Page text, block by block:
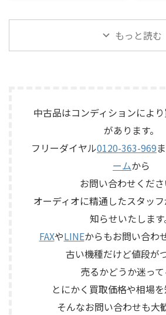
ンプで、同社らしいブルーのパ
ワーメーター、ガラスフロント
品：
メー
コントロールアンプ「C712」
を出張買取させていただきま
右チャンネルの音出し、入力
切替、ボリューム、トーンコン
トロール、MMフォノ入力、バ
ランス出力、データポート、
外観コンディション、リモコン
など付属品の有無を確認しな
がら査定いたしました。 買取
ー：McIntosh / マッキントッ
いJBL
いとの
S7R
ージャ
PR15
LE85
ン、
み合わ
スピ
では、
もっと読む
中古品はコンディションによ
があります。
フリーダイヤル0120-363-969
ームから
お問い合わせくださ
オーディオに精通したスタッ
知らせいたします
FAXやLINEからもお問い合わ
古い機種だけど値段が
売るかどうか迷って
とにかく買取価格や相場を
そんなお問い合わせも大